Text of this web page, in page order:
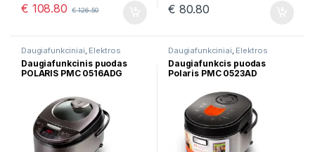
€ 108.80 €126.50 € 80.80
Daugiafunkciniai Elektros
prekės Puodai
Daugiafunkcinis puodas
POLARIS PMC 0516ADG
Daugiafunkciniai Elektros
prekės
Daugiafunkcis puodas
Polaris PMC 0523AD